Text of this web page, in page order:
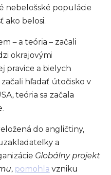
nebelošské populácie
ako belosi.
– a teória – začali
okrajovými
pravice a bielych
hľadať útočisko v
teória sa začala
do angličtiny,
a
Globálny projekt
, pomohla vzniku